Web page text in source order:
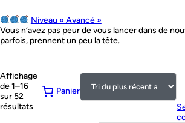
Niveau « Avancé »
Vous n’avez pas peur de vous lancer dans de
parfois, prennent un peu la tête.
Affichage
de 1–16
sur 52
résultats
Panier